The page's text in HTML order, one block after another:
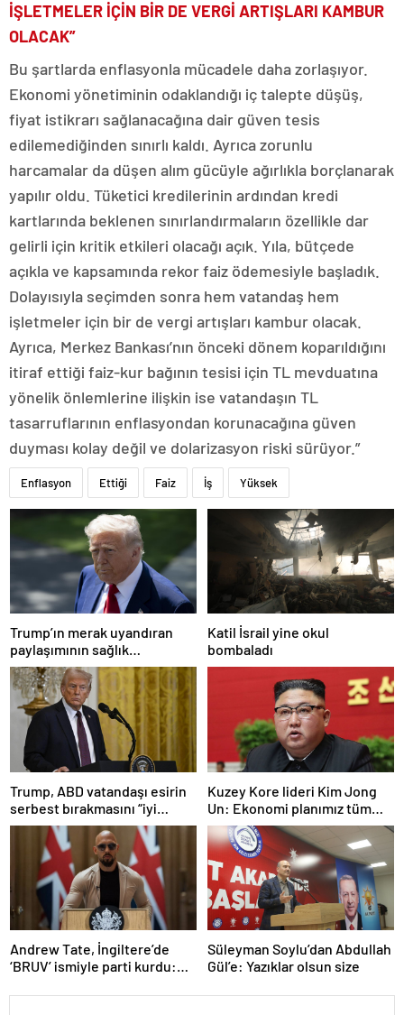
İŞLETMELER İÇİN BİR DE VERGİ ARTIŞLARI KAMBUR
OLACAK”
Bu şartlarda enflasyonla mücadele daha zorlaşıyor.
Ekonomi yönetiminin odaklandığı iç talepte düşüş,
fiyat istikrarı sağlanacağına dair güven tesis
edilemediğinden sınırlı kaldı. Ayrıca zorunlu
harcamalar da düşen alım gücüyle ağırlıkla borçlanarak
yapılır oldu. Tüketici kredilerinin ardından kredi
kartlarında beklenen sınırlandırmaların özellikle dar
gelirli için kritik etkileri olacağı açık. Yıla, bütçede
açıkla ve kapsamında rekor faiz ödemesiyle başladık.
Dolayısıyla seçimden sonra hem vatandaş hem
işletmeler için bir de vergi artışları kambur olacak.
Ayrıca, Merkez Bankası’nın önceki dönem koparıldığını
itiraf ettiği faiz-kur bağının tesisi için TL mevduatına
yönelik önlemlerine ilişkin ise vatandaşın TL
tasarruflarının enflasyondan korunacağına güven
duyması kolay değil ve dolarizasyon riski sürüyor.”
Enflasyon Ettiği Faiz İş Yüksek
Trump’ın merak uyandıran
paylaşımının sağlık
sistemiyle ilgili kararname
olduğu anlaşıldı
Katil İsrail yine okul
bombaladı
Trump, ABD vatandaşı esirin
serbest bırakmasını “iyi
niyetle atılmış bir adım”
olarak değerlendirdi
Kuzey Kore lideri Kim Jong
Un: Ekonomi planımız tüm
sektörlerde başarısız oldu
Andrew Tate, İngiltere’de
‘BRUV’ ismiyle parti kurdu:
propagandasını
Süleyman Soylu’dan Abdullah
Gül’e: Yazıklar olsun size